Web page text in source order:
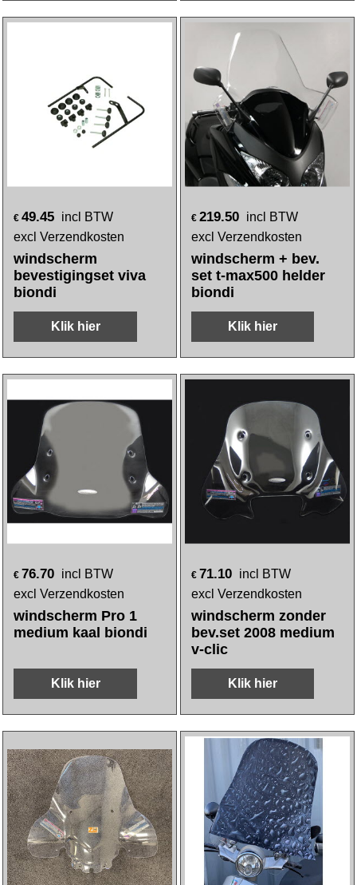
€ 49.45 incl BTW
excl Verzendkosten
windscherm
bevestigingset viva
biondi
Klik hier
€ 219.50 incl BTW
excl Verzendkosten
windscherm + bev.
set t-max500 helder
biondi
Klik hier
€ 76.70 incl BTW
excl Verzendkosten
windscherm Pro 1
medium kaal biondi
Klik hier
€ 71.10 incl BTW
excl Verzendkosten
windscherm zonder
bev.set 2008 medium
v-clic
Klik hier